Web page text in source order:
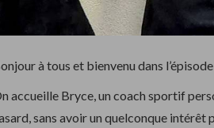
à tous et bienvenu dans
accueille Bryce, un coach sportif
sans avoir un quelconque intérêt